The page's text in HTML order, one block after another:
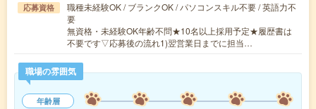
応募資格
職種未経験OK / ブランクOK / パソコンスキル不要 / 英語力不
要
無資格・未経験OK年齢不問★10名以上採用予定★履歴書は
不要です▽応募後の流れ1)翌営業日までに担当…
職場の雰囲気
年齢層